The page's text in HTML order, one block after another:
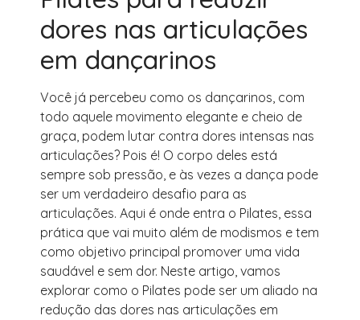
dores nas articulações
em dançarinos
Você já percebeu como os dançarinos, com
todo aquele movimento elegante e cheio de
graça, podem lutar contra dores intensas nas
articulações? Pois é! O corpo deles está
sempre sob pressão, e às vezes a dança pode
ser um verdadeiro desafio para as
articulações. Aqui é onde entra o Pilates, essa
prática que vai muito além de modismos e tem
como objetivo principal promover uma vida
saudável e sem dor. Neste artigo, vamos
explorar como o Pilates pode ser um aliado na
redução das dores nas articulações em